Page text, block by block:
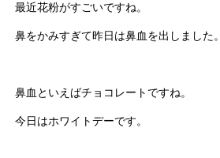
最近花粉がすごいですね。
鼻をかみすぎて昨日は鼻血を出しました。
鼻血といえばチョコレートですね。
今日はホワイトデーです。